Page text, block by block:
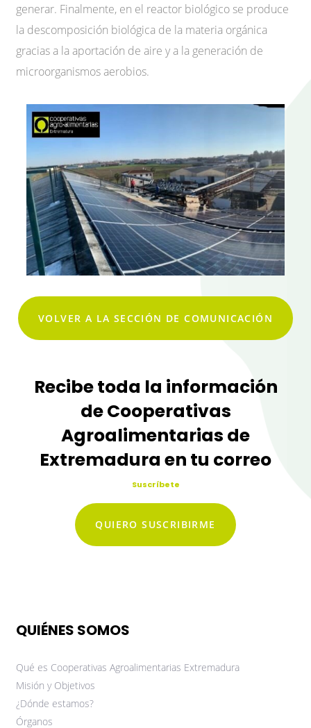
generar. Finalmente, en el reactor biológico se produce
la descomposición biológica de la materia orgánica
gracias a la aportación de aire y a la generación de
microorganismos aerobios.
VOLVER A LA SECCIÓN DE COMUNICACIÓN
Recibe toda la información
de Cooperativas
Agroalimentarias de
Extremadura en tu correo
Suscríbete
QUIERO SUSCRIBIRME
QUIÉNES SOMOS
Qué es Cooperativas Agroalimentarias Extremadura
Misión y Objetivos
¿Dónde estamos?
Órganos